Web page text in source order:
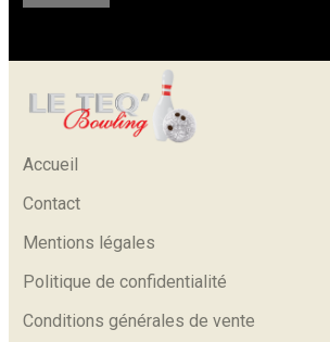
Accueil
Contact
Mentions légales
Politique de confidentialité
Conditions générales de vente